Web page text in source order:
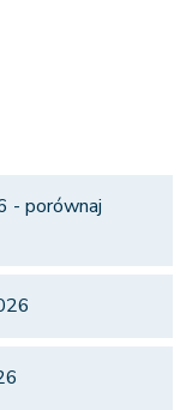
- porównaj